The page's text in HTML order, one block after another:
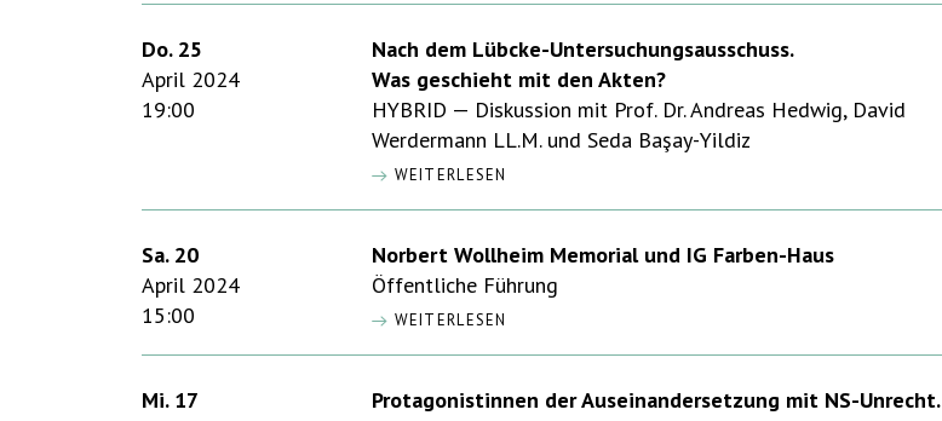
Do. 25
April 2024
19:00
Nach dem Lübcke-Untersuchungsausschuss.
Was geschieht mit den Akten?
HYBRID — Diskussion mit Prof. Dr. Andreas Hedwig, David
Werdermann LL.M. und Seda Başay-Yildiz
WEITERLESEN
Sa. 20
April 2024
15:00
Norbert Wollheim Memorial und IG Farben-Haus
Öffentliche Führung
WEITERLESEN
Mi. 17
Protagonistinnen der Auseinandersetzung mit NS-Unrecht.